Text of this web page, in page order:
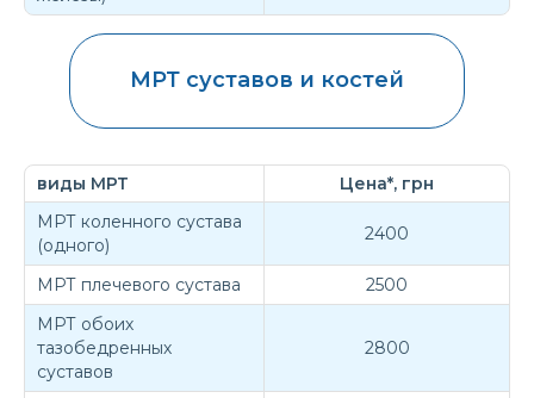
МРТ суставов и костей
виды МРТ
Цена*, грн
МРТ коленного сустава
(одного)
2400
МРТ плечевого сустава
2500
МРТ обоих
тазобедренных
суставов
2800